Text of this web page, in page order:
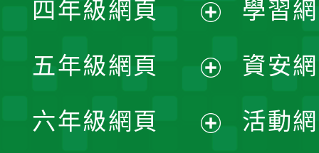
選
單
開
選
單
四年級網頁
開
選
五年級網頁
開
六年級網頁
學習
資安
活動